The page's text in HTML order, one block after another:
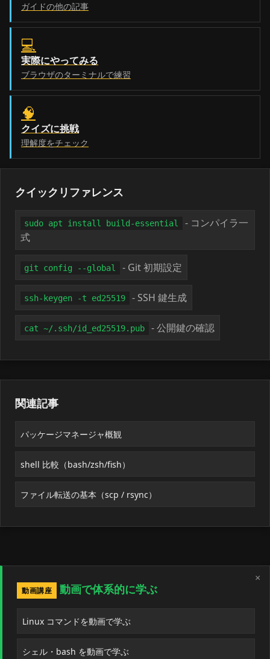
ガイドの他の記事
💻
実際にやってみる
ブラウザのターミナルで練習
🧠
クイズに挑戦
理解度をチェック
クイックリファレンス
sudo apt install build-essential
- コンパイラ一
式
git config --global - Git 初期設定
ssh-keygen -t ed25519 - SSH 鍵生成
cat ~/.ssh/id_ed25519.pub - 公開鍵の確認
関連記事
パッケージマネージャ概観
shell 比較（bash/zsh/fish）
ファイル転送の基本（scp / rsync）
×
動画講座
動画で体系的に学ぶ
Linux コマンドを動画で学ぶ
シェル・bash を動画で学ぶ